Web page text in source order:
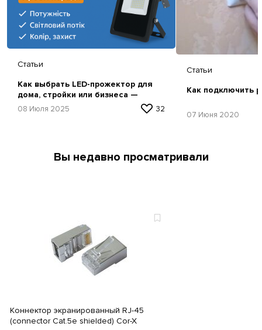
Статьи
Как выбрать LED-прожектор для
дома, стройки или бизнеса —
простая инструкция
08 Июля 2025 32
Статьи
Как подключить
07 Июня 2020
Вы недавно просматривали
Коннектор экранированный RJ-45
(connector Cat.5e shielded) Cor-X